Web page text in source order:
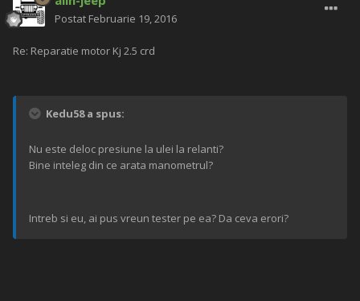
Postat Februarie 19, 2016
Re: Reparatie motor Kj 2.5 crd
Kedu58 a spus:
Nu este deloc presiune la ulei la relanti?
Bine inteleg din ce arata manometrul?
Intreb si eu, ai pus vreun tester pe ea? Da ceva erori?